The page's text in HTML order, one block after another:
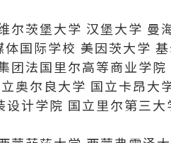
尔茨堡大学 汉堡大学 曼
国际学校 美因茨大学
法国里尔高等商业学
奥尔良大学 国立卡昂大
设计学院 国立里尔第三